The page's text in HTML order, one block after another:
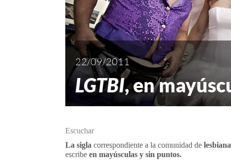
22/09/2011
LGTBI, en
Escuchar
La sigla correspondiente a la comunidad de
escribe en mayúsculas y sin puntos.